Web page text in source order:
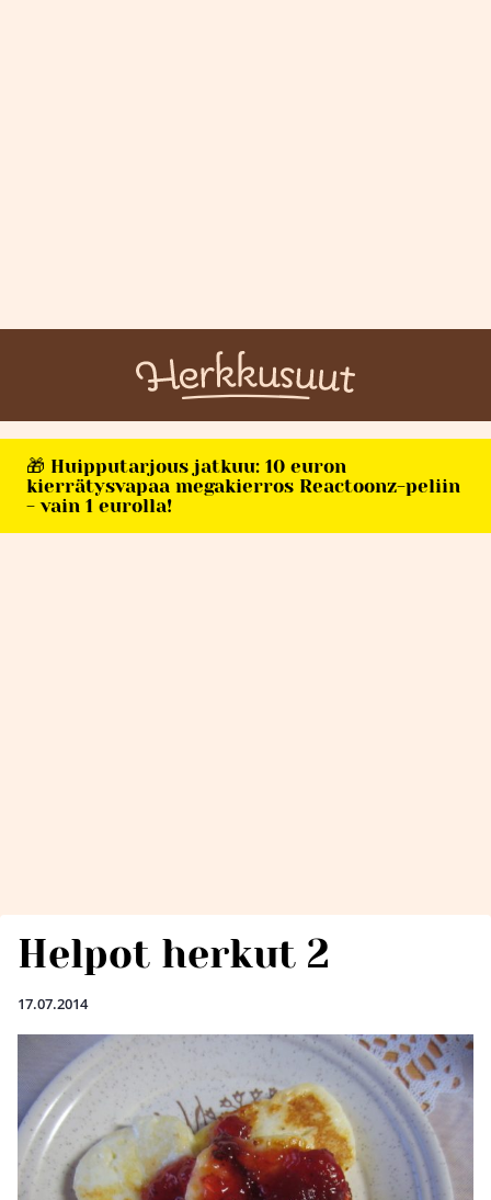
🎁 Huipputarjous jatkuu: 10 euron
kierrätysvapaa megakierros Reactoonz-peliin
- vain 1 eurolla!
Helpot herkut 2
17.07.2014